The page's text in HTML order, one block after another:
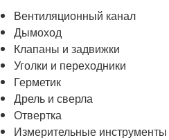
Вентиляционный канал
Дымоход
Клапаны и задвижки
Уголки и переходники
Герметик
Дрель и сверла
Отвертка
Измерительные инструменты